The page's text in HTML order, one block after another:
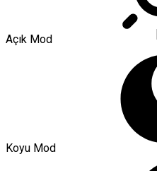
Açık Mod
Koyu Mod